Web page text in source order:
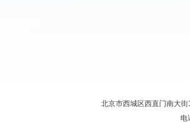
北京市西城区西直门南大
电